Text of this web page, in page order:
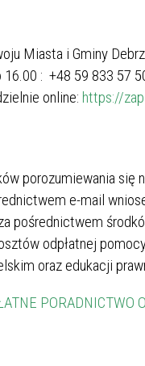
Miasta i Gminy
: +48 59 833 57
online: https://
porozumiewania się
e-mail
pośrednictwem
odpłatnej
oraz edukacji
PORADNICTWO